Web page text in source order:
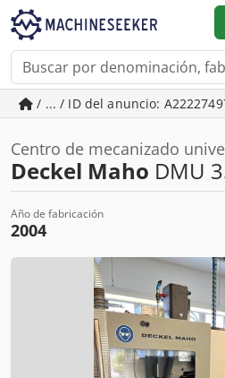
/ ... / ID del anuncio:
Centro de mecanizado
Deckel Maho DMU
Año de fabricación
2004